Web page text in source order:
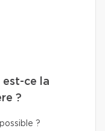
est-ce la
?
?